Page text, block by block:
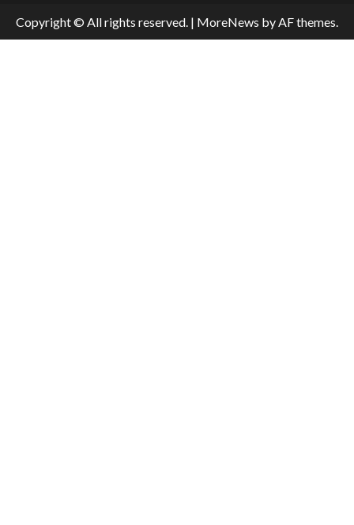
Copyright © All rights reserved. | MoreNews by AF themes.